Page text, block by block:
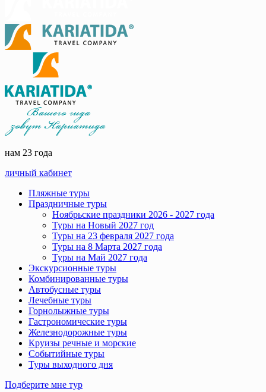
нам 23 года
личный кабинет
Пляжные туры
Праздничные туры
Ноябрьские праздники 2026 - 2027 года
Туры на Новый 2027 год
Туры на 23 февраля 2027 года
Туры на 8 Марта 2027 года
Туры на Май 2027 года
Экскурсионные туры
Комбинированные туры
Автобусные туры
Лечебные туры
Горнолыжные туры
Гастрономические туры
Железнодорожные туры
Круизы речные и морские
Событийные туры
Туры выходного дня
Подберите мне тур